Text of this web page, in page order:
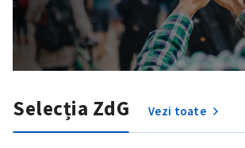
Selecția ZdG Vezi toate